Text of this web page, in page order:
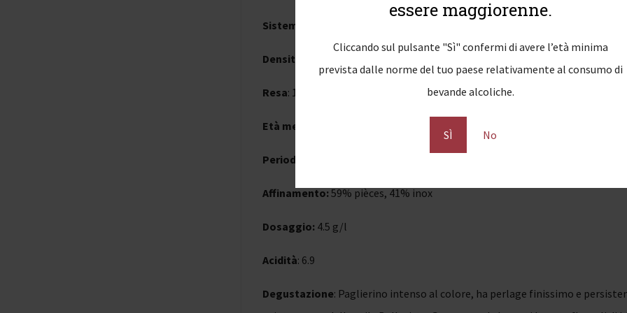
essere maggiorenne.
Cliccando sul pulsante "Sì" confermi di avere l’età minima
prevista dalle norme del tuo paese relativamente al consumo di
bevande alcoliche.
SÌ No
Sistemi d’allevamento
Densità di impianto
Resa: 100 q.li/ha
Età media delle viti
Periodo di vendemmia
Affinamento:59% pièces, 41% inox
Dosaggio: 4.5 g/l
Acidità: 6.9
Degustazione: Paglierino intenso al colore, ha perlage finissimo e